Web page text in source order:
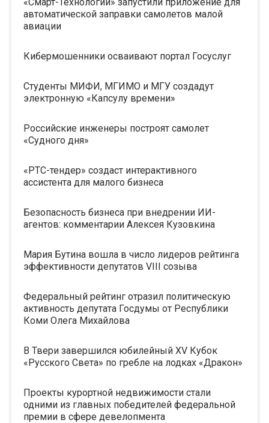
автоматической заправки самолетов малой
авиации
Кибермошенники осваивают портал Госуслуг
Студенты МИФИ, МГИМО и МГУ создадут
электронную «Капсулу времени»
Российские инженеры построят самолет
«Судного дня»
«РТС-тендер» создаст интерактивного
ассистента для малого бизнеса
Безопасность бизнеса при внедрении ИИ-
агентов: комментарии Алексея Кузовкина
Мария Бутина вошла в число лидеров рейтинга
эффективности депутатов VIII созыва
Федеральный рейтинг отразил политическую
активность депутата Госдумы от Республики
Коми Олега Михайлова
В Твери завершился юбилейный XV Кубок
«Русского Света» по гребле на лодках «Дракон»
Проекты курортной недвижимости стали
одними из главных победителей федеральной
премии в сфере девелопмента